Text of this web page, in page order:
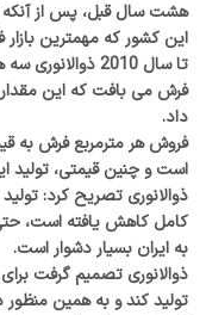
هشت سال قبل، پس از آنکه
این کشور که مهمترین
داد.
است و چنین قیمتی، تولید
ذوالانوری تصریح کرد:
کامل کاهش یافته است، حتی
به ایران بسیار دشوار است.
ذوالانوری تصمیم گرفت